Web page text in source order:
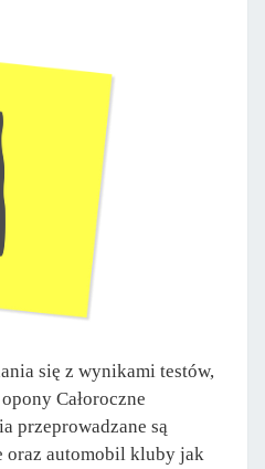
się z wynikami testów,
Całoroczne
przeprowadzane są
oraz automobil kluby jak